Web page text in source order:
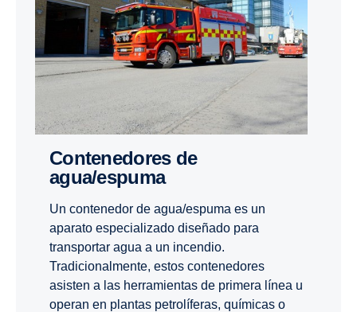
Contenedores de
agua/espuma
Un contenedor de agua/espuma es un
aparato especializado diseñado para
transportar agua a un incendio.
Tradicionalmente, estos contenedores
asisten a las herramientas de primera línea u
operan en plantas petrolíferas, químicas o